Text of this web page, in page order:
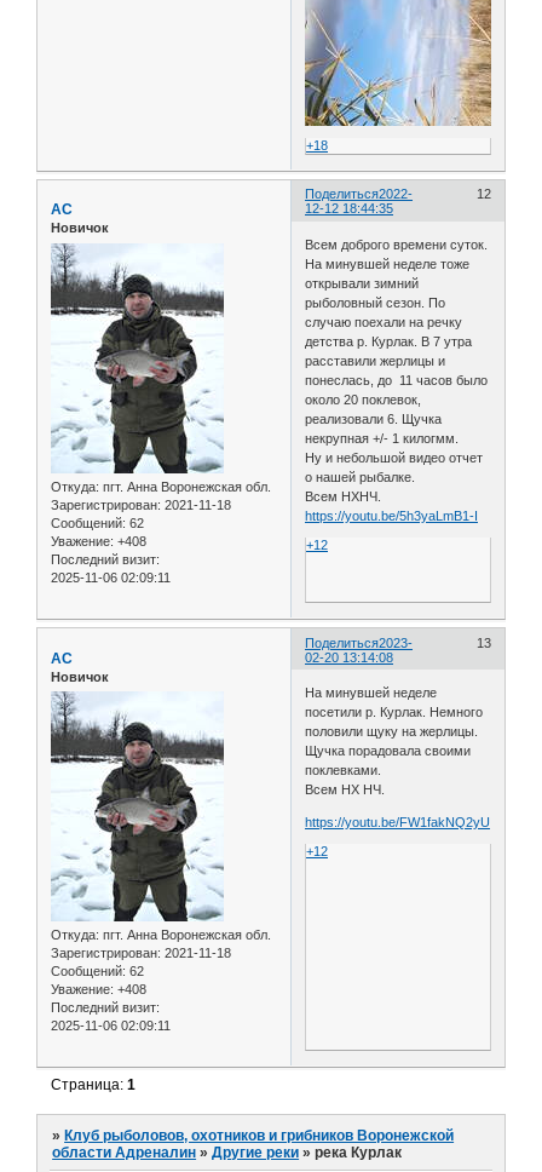
+18
Поделиться 12
2022-
12-12 18:44:35
АС
Новичок
Откуда: пгт. Анна Воронежская обл.
Зарегистрирован: 2021-11-18
Сообщений: 62
Уважение: +408
Последний визит:
2025-11-06 02:09:11
Всем доброго времени суток.
На минувшей неделе тоже
открывали зимний
рыболовный сезон. По
случаю поехали на речку
детства р. Курлак. В 7 утра
расставили жерлицы и
понеслась, до 11 часов было
около 20 поклевок,
реализовали 6. Щучка
некрупная +/- 1 килогмм.
Ну и небольшой видео отчет
о нашей рыбалке.
Всем НХНЧ.
https://youtu.be/5h3yaLmB1-I
+12
Поделиться 13
2023-
02-20 13:14:08
АС
Новичок
Откуда: пгт. Анна Воронежская обл.
Зарегистрирован: 2021-11-18
Сообщений: 62
Уважение: +408
Последний визит:
2025-11-06 02:09:11
На минувшей неделе
посетили р. Курлак. Немного
половили щуку на жерлицы.
Щучка порадовала своими
поклевками.
Всем НХ НЧ.
https://youtu.be/FW1fakNQ2yU
+12
Страница:1
»Клуб рыболовов, охотников и грибников Воронежской
области Адреналин »Другие реки »река Курлак